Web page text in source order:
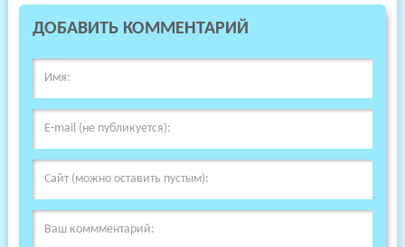
ДОБАВИТЬ КОММЕНТАРИЙ